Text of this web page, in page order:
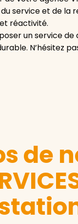
service et de la
réactivité.
un service
N’hésitez
de